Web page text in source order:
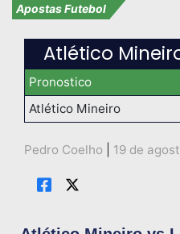
Apostas Futebol
Atlético
Pronostico
Atlético Mineiro
Pedro Coelho 19 de